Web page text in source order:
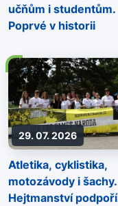
učňům i studentům.
Poprvé v historii
29. 07. 2026
Atletika, cyklistika,
motozávody i šachy.
Hejtmanství podpoří